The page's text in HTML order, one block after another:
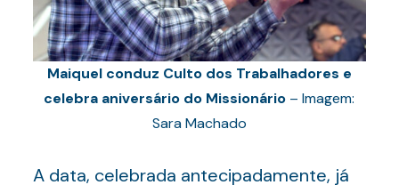
Maiquel conduz Culto dos Trabalhadores e
celebra aniversário do Missionário – Imagem:
Sara Machado
A data, celebrada antecipadamente, já